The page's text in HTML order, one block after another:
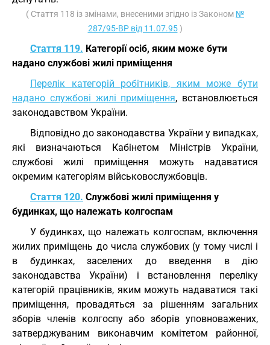
( Стаття 118 із змінами, внесеними згідно із Законом №
287/95-ВР від 11.07.95)
Стаття 119. Категорії осіб, яким може бути
надано службові жилі приміщення
Перелік категорій робітників, яким може бути
надано службові жилі приміщення, встановлюється
законодавством України.
Відповідно до законодавства України у випадках,
які визначаються Кабінетом Міністрів України,
службові жилі приміщення можуть надаватися
окремим категоріям військовослужбовців.
Стаття 120. Службові жилі приміщення у
будинках, що належать колгоспам
У будинках, що належать колгоспам, включення
жилих приміщень до числа службових (у тому числі і
в будинках, заселених до введення в дію
законодавства України) і встановлення переліку
категорій працівників, яким можуть надаватися такі
приміщення, провадяться за рішенням загальних
зборів членів колгоспу або зборів уповноважених,
затверджуваним виконавчим комітетом районної,